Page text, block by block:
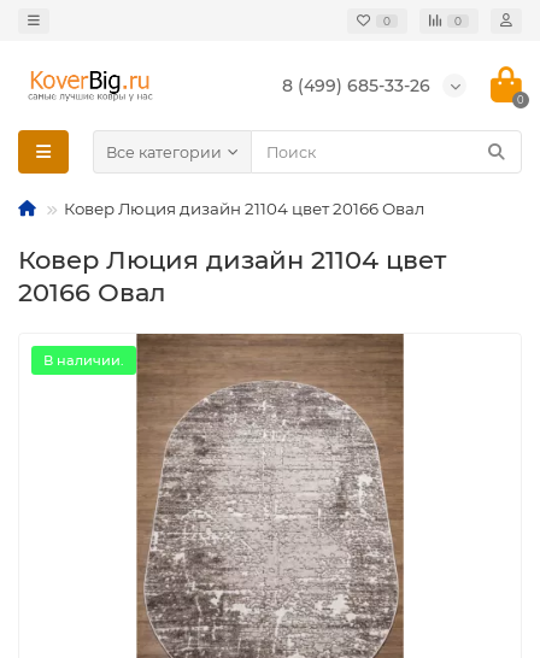
0 0
8 (499) 685-33-26
0
Все категории
Ковер Люция дизайн 21104 цвет 20166 Овал
Ковер Люция дизайн 21104 цвет
20166 Овал
В наличии.